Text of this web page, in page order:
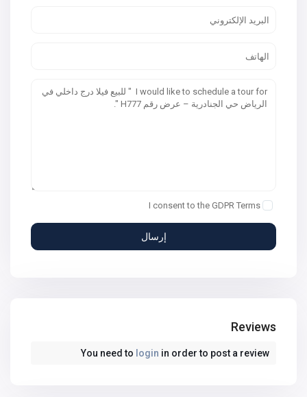
I consent to the GDPR Terms
Reviews
You need to login in order to post a review